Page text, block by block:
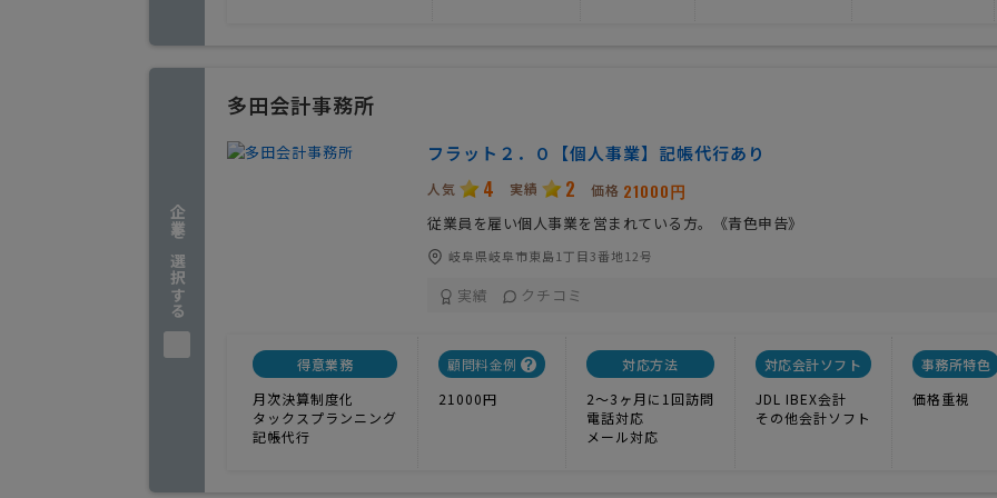
企業を選択する
多田会計事務所
フラット２．０【個人事業】記帳代行あり
人気 4 実績 2 価格 21000円
従業員を雇い個人事業を営まれている方。《青色申告》
岐阜県岐阜市東島1丁目3番地12号
実績 クチコミ
得意業務
月次決算制度化
タックスプランニング
記帳代行
顧問料金例
21000円
対応方法
2〜3ヶ月に1回訪問
電話対応
メール対応
対応会計ソフト
JDL IBEX会計
その他会計ソフト
事務所特色
価格重視